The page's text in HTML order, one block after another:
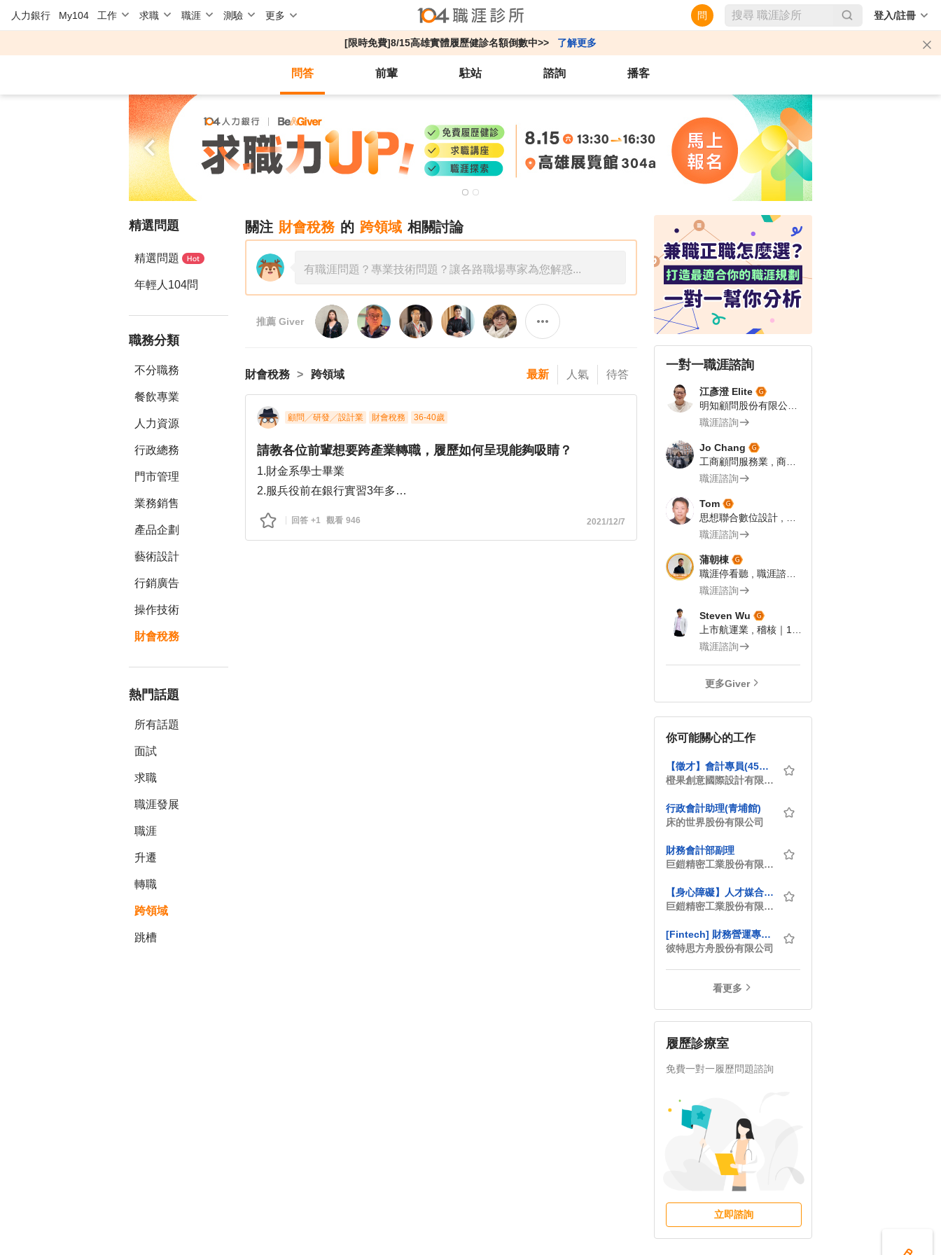
人力銀行 My104 工作 求職 職涯 測驗 更多 問 登入/註冊
[限時免費]8/15高雄實體履歷健診名額倒數中>> 了解更多
問答 前輩 駐站 諮詢 播客
精選問題
精選問題
年輕人104問
職務分類
不分職務
餐飲專業
人力資源
行政總務
門市管理
業務銷售
產品企劃
藝術設計
行銷廣告
操作技術
財會稅務
熱門話題
所有話題
面試
求職
職涯發展
職涯
升遷
轉職
跨領域
跳槽
關注 財會稅務 的 跨領域 相關討論
推薦 Giver
財會稅務 跨領域 最新 人氣 待答
顧問╱研發╱設計業 財會稅務 36-40歲
請教各位前輩想要跨產業轉職，履歷如何呈現能夠吸睛？
1.財金系學士畢業
2.服兵役前在銀行實習3年多
3.役畢後從事財稅顧問7年至今
想要轉職往不同產業的專業人士邁進，請教各位前輩對於跨領域的履歷如
回答 +1 觀看 946 2021/12/7
一對一職涯諮詢
江彥澄 Elite
職涯諮詢
Jo Chang
職涯諮詢
Tom
職涯諮詢
蒲朝棟
職涯諮詢
Steven Wu
職涯諮詢
更多Giver
你可能關心的工作
【徵才】會計專員(45～50k)
橙果創意國際設計有限公司
行政會計助理(青埔館)
床的世界股份有限公司
財務會計部副理
巨鎧精密工業股份有限公司
【身心障礙】人才媒合專區
巨鎧精密工業股份有限公司
[Fintech] 財務營運專員 Treasury Associate
彼特思方舟股份有限公司
看更多
履歷診療室
免費一對一履歷問題諮詢
立即諮詢